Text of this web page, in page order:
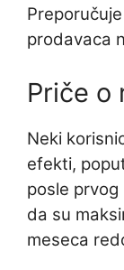
prodavaca
Priče o
Neki
efekti,
posle prvog
da su
meseca